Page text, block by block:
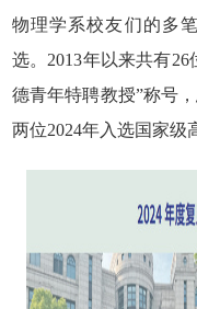
物理学系校友们的多
选。 2013年以来共有26
德青年特聘教授”称号
两位2024年入选国家级